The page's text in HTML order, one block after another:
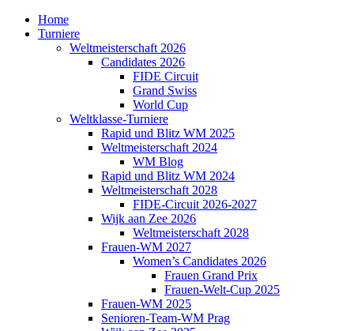
Home
Turniere
Weltmeisterschaft 2026
Candidates 2026
FIDE Circuit
Grand Swiss
World Cup
Weltklasse-Turniere
Rapid und Blitz WM 2025
Weltmeisterschaft 2024
WM Blog
Rapid und Blitz WM 2024
Weltmeisterschaft 2028
FIDE-Circuit 2026-2027
Wijk aan Zee 2026
Weltmeisterschaft 2028
Frauen-WM 2027
Women’s Candidates 2026
Frauen Grand Prix
Frauen-Welt-Cup 2025
Frauen-WM 2025
Senioren-Team-WM Prag